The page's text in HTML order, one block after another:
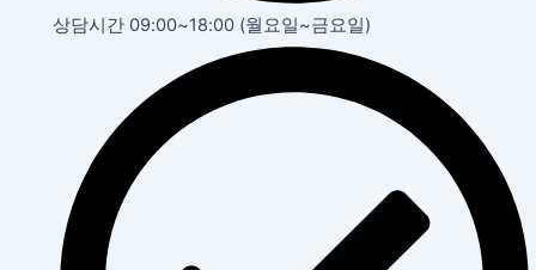
상담시간 09:00~18:00 (월요일~금요일)